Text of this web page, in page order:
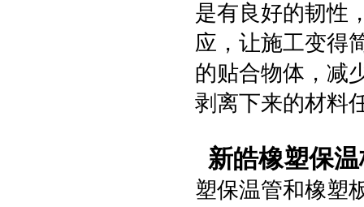
是有良好的韧性
应，让施工变得
的贴合物体，减
剥离下来的材料
新皓橡塑保
塑保温管和橡塑